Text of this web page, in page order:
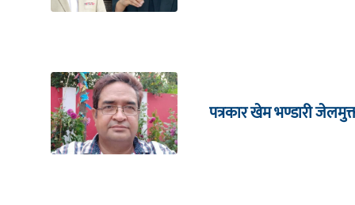
पत्रकार खेम भण्डारी